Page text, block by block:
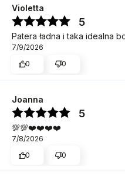
Violetta
5
Patera ładna i taka idealna
7/9/2026
0
0
Joanna
5
💯💯❤️❤️❤️❤️
7/8/2026
0
0